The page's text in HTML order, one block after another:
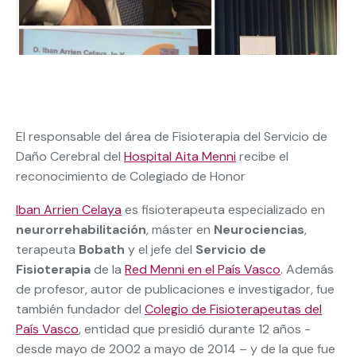
El responsable del área de Fisioterapia del Servicio de
Daño Cerebral del Hospital Aita Menni recibe el
reconocimiento de Colegiado de Honor
Iban Arrien Celaya es fisioterapeuta especializado en
neurorrehabilitación, máster en Neurociencias,
terapeuta Bobath y el jefe del Servicio de
Fisioterapiade la Red Menni en el País Vasco. Además
de profesor, autor de publicaciones e investigador, fue
también fundador del Colegio de Fisioterapeutas del
País Vasco, entidad que presidió durante 12 años -
desde mayo de 2002 a mayo de 2014 – y de la que fue